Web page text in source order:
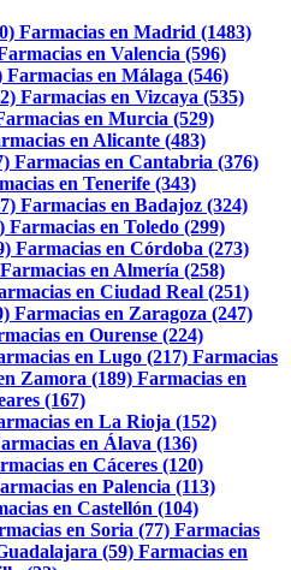
Farmacias en Madrid (1483)
en Valencia (596)
Farmacias en Málaga (546)
Farmacias en Vizcaya (535)
en Murcia (529)
en Alicante (483)
Farmacias en Cantabria (376)
en Tenerife (343)
Farmacias en Badajoz (324)
Farmacias en Toledo (299)
Farmacias en Córdoba (273)
Farmacias en Almería (258)
en Ciudad Real (251)
Farmacias en Zaragoza (247)
en Ourense (224)
en Lugo (217) Farmacias
Zamora (189) Farmacias en
(167)
en La Rioja (152)
en Álava (136)
en Cáceres (120)
en Palencia (113)
en Castellón (104)
en Soria (77) Farmacias
(59) Farmacias en